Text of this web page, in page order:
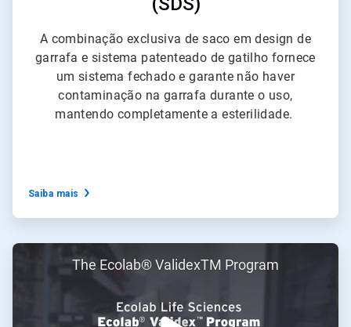
A combinação exclusiva de saco em design de
garrafa e sistema patenteado de gatilho fornece
um sistema fechado e garante não haver
contaminação na garrafa durante o uso,
mantendo completamente a esterilidade.
Saiba mais
3
The Ecolab® ValidexTM Program